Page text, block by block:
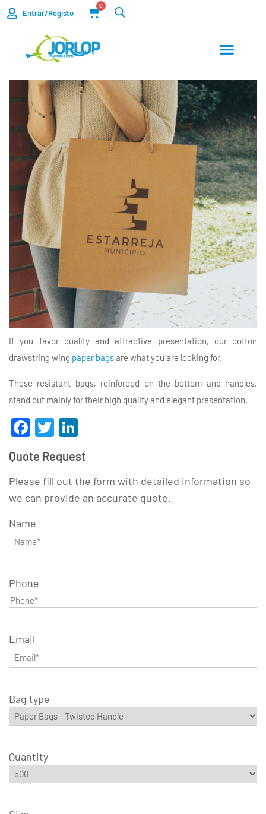
Entrar/Registo
0
If you favor quality and attractive presentation, our cotton
drawstring wing paper bagsare what you are looking for.
These resistant bags, reinforced on the bottom and handles,
stand out mainly for their high quality and elegant presentation.
Facebook
Twitter
Quote Request
Please fill out the form with detailed information so
we can provide an accurate quote.
Name
Phone
Email
Bag type
Quantity